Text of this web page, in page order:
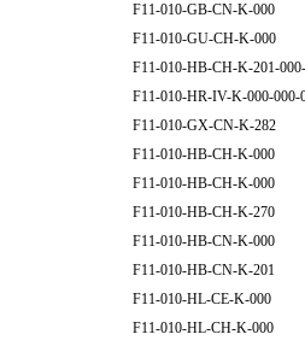
F11-010-GB-CN-K-000
F11-010-GU-CH-K-000
F11-010-HB-CH-K-201-
F11-010-HR-IV-K-000-000-
F11-010-GX-CN-K-282
F11-010-HB-CH-K-000
F11-010-HB-CH-K-000
F11-010-HB-CH-K-270
F11-010-HB-CN-K-000
F11-010-HB-CN-K-201
F11-010-HL-CE-K-000
F11-010-HL-CH-K-000